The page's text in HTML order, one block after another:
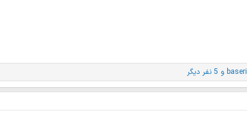
baseri و 5 نفر دیگر